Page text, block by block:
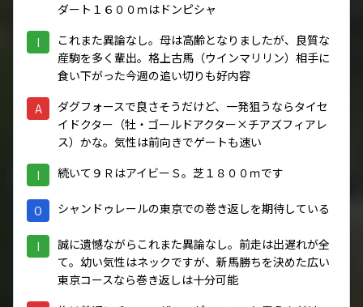
ダート１６００ｍはドンピシャ
I
これまた異論なし。母は高齢となりましたが、良質な
産駒を多く輩出。格上古馬（ウインマリリン）相手に
食い下がった今週の追い切りも好内容
A
ダグフォースで良さそうだけど、一発狙うならタイセ
イドクター（牡・ゴールドアクター×チアズフィアレ
ス）かな。気性は前向きでゲートも速い
I 続いて９ＲはアイビーＳ。芝１８００ｍです
O シャンドゥレールの東京での巻き返しを期待している
I
誠に遺憾ながらこれまた異論なし。前走は出遅れが全
て。幼い気性はネックですが、新馬勝ちを決めた広い
東京コースなら巻き返しは十分可能